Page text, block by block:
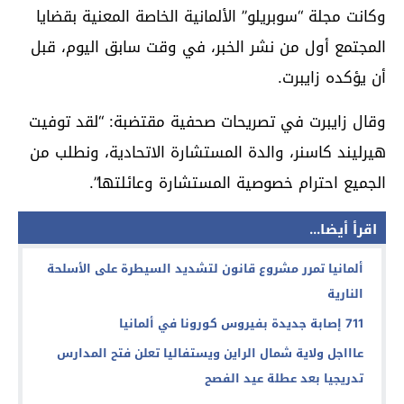
وكانت مجلة “سوبريلو” الألمانية الخاصة المعنية بقضايا
المجتمع أول من نشر الخبر، في وقت سابق اليوم، قبل
أن يؤكده زايبرت.
وقال زايبرت في تصريحات صحفية مقتضبة: “لقد توفيت
هيرليند كاسنر، والدة المستشارة الاتحادية، ونطلب من
الجميع احترام خصوصية المستشارة وعائلتها”.
اقرأ أيضا...
ألمانيا تمرر مشروع قانون لتشديد السيطرة على الأسلحة
النارية
711 إصابة جديدة بفيروس كورونا في ألمانيا
عاااجل ولاية شمال الراين ويستفاليا تعلن فتح المدارس
تدريجيا بعد عطلة عيد الفصح